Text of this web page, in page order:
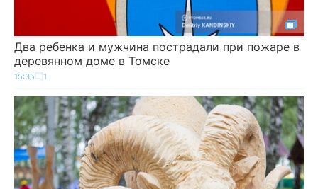
Два ребенка и мужчина пострадали при пожаре в
деревянном доме в Томске
15:35 1